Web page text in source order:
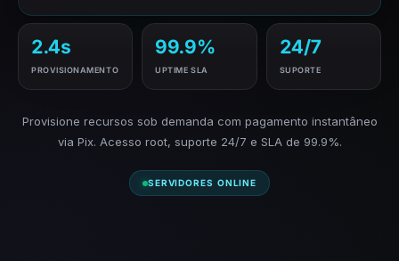
Provisione recursos sob demanda com pagamento instantâneo
via Pix. Acesso root, suporte 24/7 e SLA de 99.9%.
2.4s
PROVISIONAMENTO
99.9%
UPTIME SLA
24/7
SUPORTE
SERVIDORES ONLINE